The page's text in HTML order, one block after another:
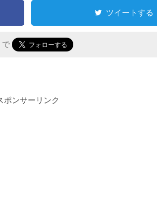
ツイートする
ポンサーリンク